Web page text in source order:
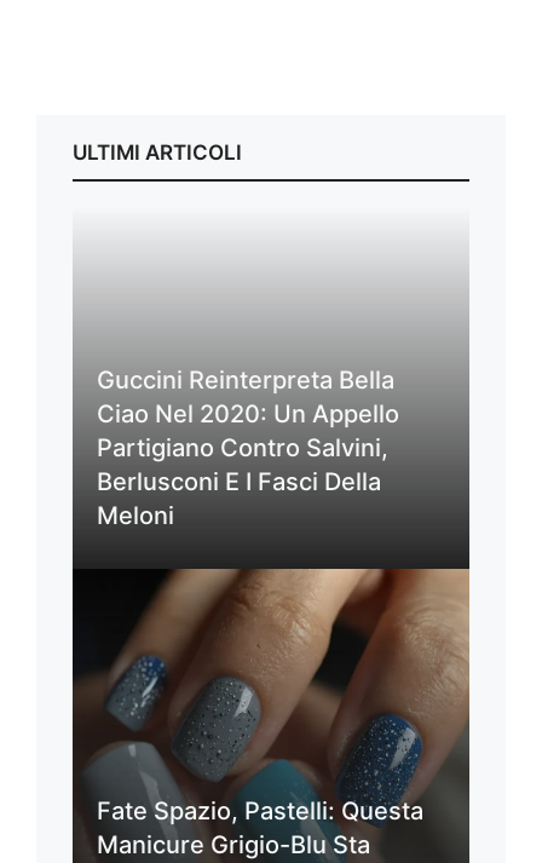
ULTIMI ARTICOLI
Guccini Reinterpreta Bella
Ciao Nel 2020: Un Appello
Partigiano Contro Salvini,
Berlusconi E I Fasci Della
Meloni
Fate Spazio, Pastelli: Questa
Manicure Grigio-Blu Sta